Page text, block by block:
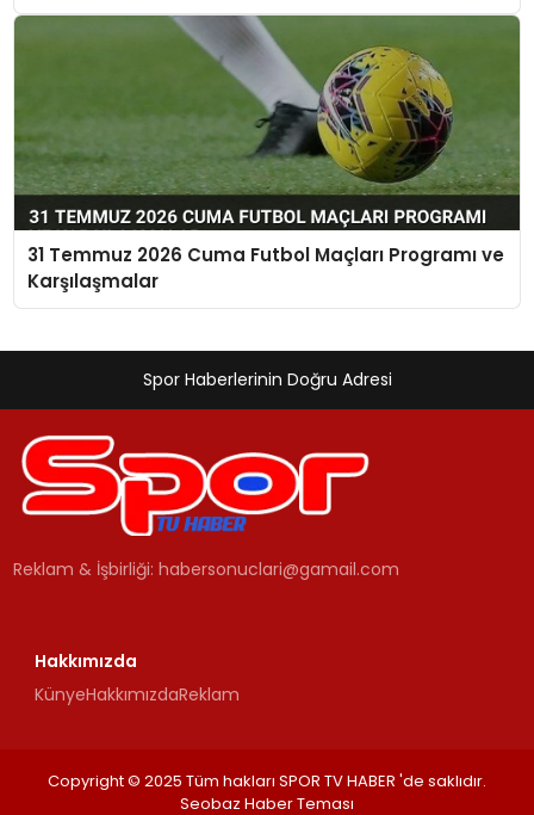
31 Temmuz 2026 Cuma Futbol Maçları Programı ve
Karşılaşmalar
Spor Haberlerinin Doğru Adresi
Reklam & İşbirliği:habersonuclari@gamail.com
Hakkımızda
KünyeHakkımızdaReklam
Copyright © 2025 Tüm hakları SPOR TV HABER 'de saklıdır.
Seobaz Haber Teması